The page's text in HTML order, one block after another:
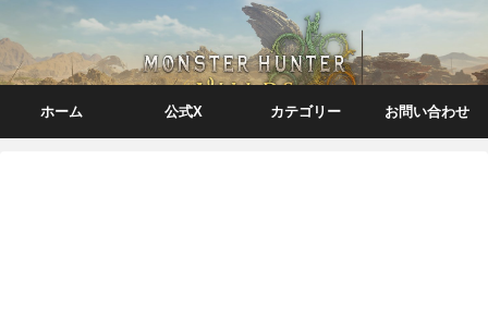
ホーム 公式X カテゴリー お問い合わせ